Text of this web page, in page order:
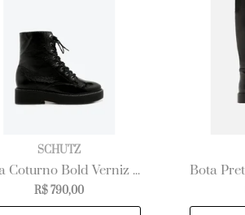
SCHUTZ
Bota Coturno Bold Verniz Preta
R$ 790,00